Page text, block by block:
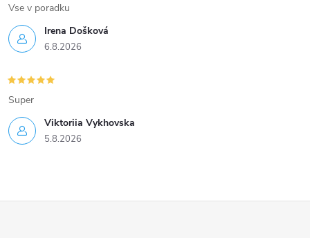
Irena Došková
6.8.2026
Vse v poradku
Viktoriia Vykhovska
5.8.2026
Super